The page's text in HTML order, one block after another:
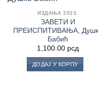
ИЗДАЊА 2023.
ЗАВЕТИ И
ПРЕИСПИТИВАЊА,
Бабић
1,100.00 рсд
ДОДАЈ У КОРПУ